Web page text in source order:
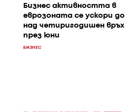
Бизнес активността в
еврозоната се ускори до
над четиригодишен връх
през юни
БИЗНЕС